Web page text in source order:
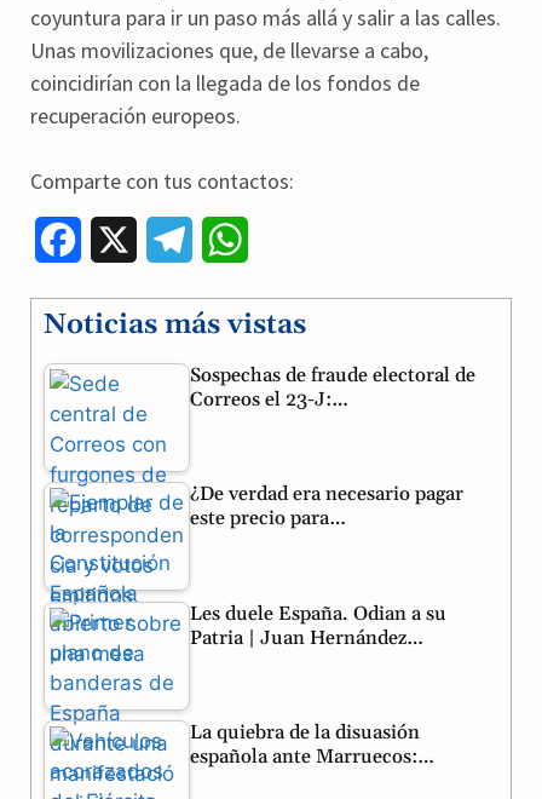
coyuntura para ir un paso más allá y salir a las calles.
Unas movilizaciones que, de llevarse a cabo,
coincidirían con la llegada de los fondos de
recuperación europeos.
Comparte con tus contactos:
c
e
b
o
o
k
l
e
a
a
t
p
Noticias más vistas
Sospechas de fraude electoral de
Correos el 23-J:…
¿De verdad era necesario pagar
este precio para…
Les duele España. Odian a su
Patria | Juan Hernández…
La quiebra de la disuasión
española ante Marruecos:…